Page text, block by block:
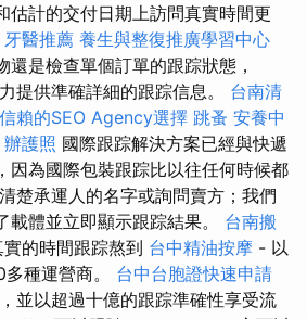
估計的交付日期上訪問真實時間更
牙醫推薦 養生與整復推廣學習中心
還是檢查單個訂單的跟踪狀態，
提供準確詳細的跟踪信息。 台南清
賴的SEO Agency選擇 跳蚤 安養中
辦護照 國際跟踪解決方案已經與快遞
因為國際包裝跟踪比以往任何時候都
楚承運人的名字或詢問賣方；我們
載體並立即顯示跟踪結果。 台南搬
實的時間跟踪熬到 台中精油按摩 - 以
種運營商。 台中台胞證快速申請
並以超過十億的跟踪準確性享受流